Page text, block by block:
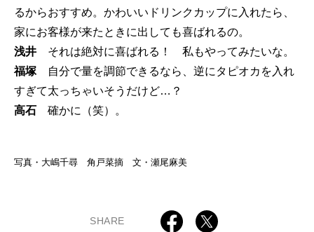
るからおすすめ。かわいいドリンクカップに入れたら、
家にお客様が来たときに出しても喜ばれるの。
浅井 それは絶対に喜ばれる！ 私もやってみたいな。
福塚
自分で量を調節できるなら、逆にタピオカを入れ
すぎて太っちゃいそうだけど…？
高石 確かに（笑）。
写真・大嶋千尋 角戸菜摘 文・瀬尾麻美
SHARE